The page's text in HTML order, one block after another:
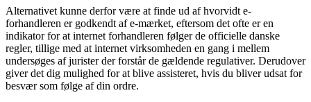
Alternativet kunne derfor være at finde ud af hvorvidt e-
forhandleren er godkendt af e-mærket, eftersom det ofte er en
indikator for at internet forhandleren følger de officielle danske
regler, tillige med at internet virksomheden en gang i mellem
undersøges af jurister der forstår de gældende regulativer. Derudover
giver det dig mulighed for at blive assisteret, hvis du bliver udsat for
besvær som følge af din ordre.